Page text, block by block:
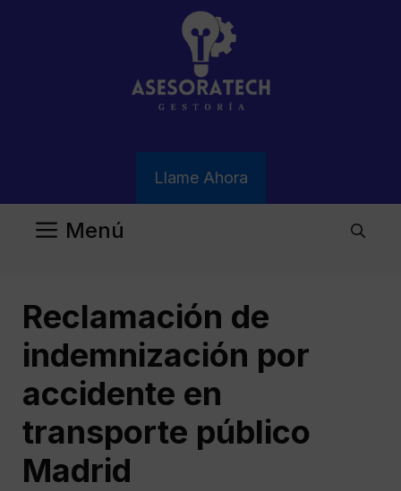
Llame Ahora
Menú
Reclamación de
indemnización por
accidente en
transporte público
Madrid